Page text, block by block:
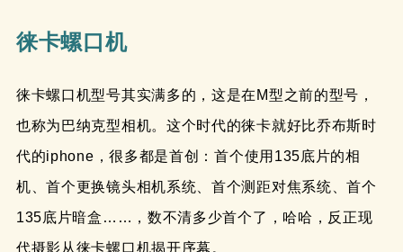
徕卡螺口机
徕卡螺口机型号其实满多的，这是在M型之前的型号，
也称为巴纳克型相机。这个时代的徕卡就好比乔布斯时
代的iphone，很多都是首创：首个使用135底片的相
机、首个更换镜头相机系统、首个测距对焦系统、首个
135底片暗盒……，数不清多少首个了，哈哈，反正现
代摄影从徕卡螺口机揭开序幕。